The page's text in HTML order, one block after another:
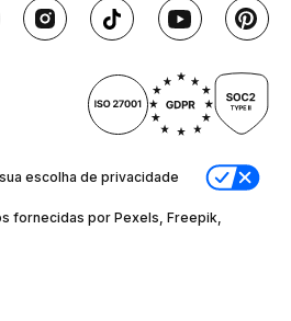
escolha de privacidade
fornecidas por Pexels, Freepik,